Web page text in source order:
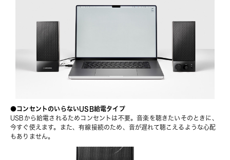
●コンセントのいらないUSB給電タイプ
USBから給電されるためコンセントは不要。⾳楽を聴きたいそのときに、
今すぐ使えます。また、有線接続のため、⾳が遅れて聴こえるような⼼配
もありません。